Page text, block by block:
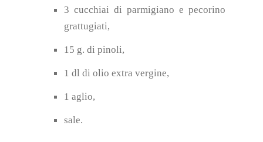
3 cucchiai di parmigiano e pecorino
grattugiati,
15 g. di pinoli,
1 dl di olio extra vergine,
1 aglio,
sale.